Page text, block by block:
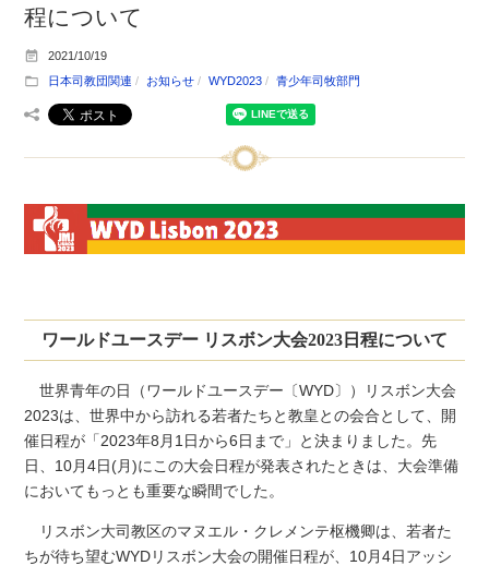
程について
2021/10/19
日本司教団関連
お知らせ WYD2023 青少年司牧部門
ワールドユースデー リスボン大会2023日程について
世界青年の日（ワールドユースデー〔WYD〕）リスボン大会
2023は、世界中から訪れる若者たちと教皇との会合として、開
催日程が「2023年8月1日から6日まで」と決まりました。先
日、10月4日(月)にこの大会日程が発表されたときは、大会準備
においてもっとも重要な瞬間でした。
リスボン大司教区のマヌエル・クレメンテ枢機卿は、若者た
ちが待ち望むWYDリスボン大会の開催日程が、10月4日アッシ